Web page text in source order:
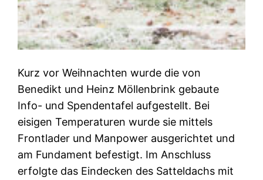
Kurz vor Weihnachten wurde die von
Benedikt und Heinz Möllenbrink gebaute
Info- und Spendentafel aufgestellt. Bei
eisigen Temperaturen wurde sie mittels
Frontlader und Manpower ausgerichtet und
am Fundament befestigt. Im Anschluss
erfolgte das Eindecken des Satteldachs mit